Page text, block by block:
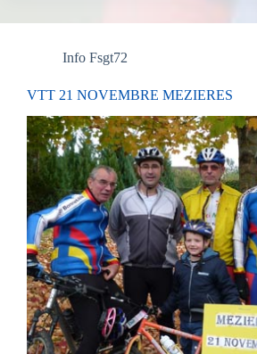
Info Fsgt72
VTT 21 NOVEMBRE MEZIERES